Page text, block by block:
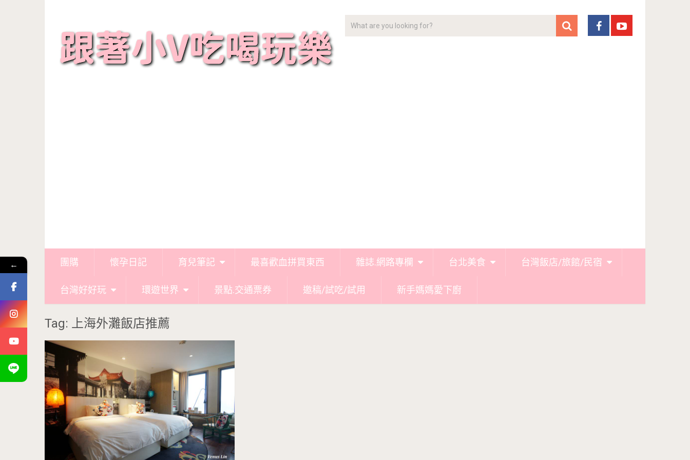
團購 懷孕日記 育兒筆記 最喜歡血拼買東西 雜誌.網路專欄 台北美食 台灣飯店/旅館/民宿
台灣好好玩 環遊世界 景點.交通票券 邀稿/試吃/試用 新手媽媽愛下廚
Tag: 上海外灘飯店推薦
←